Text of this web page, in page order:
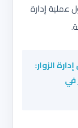
إدارة
الزوار:
في